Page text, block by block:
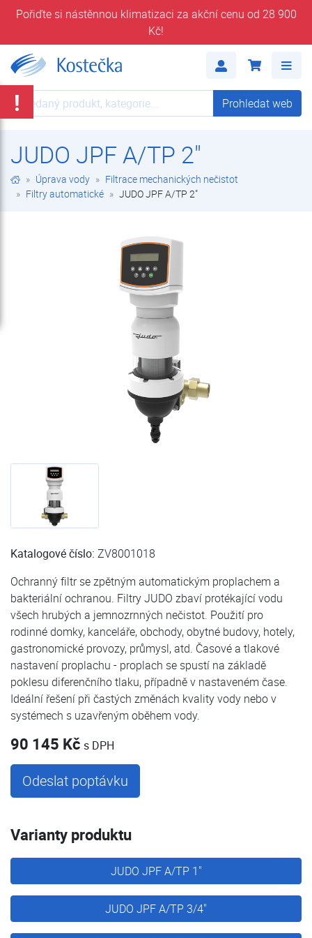
Pořiďte si nástěnnou klimatizaci za akční cenu od 28 900
Kč!
Prohledat web Prohledat web
JUDO JPF A/TP 2"
Úprava vody
Filtrace mechanických nečistot
Filtry automatické
JUDO JPF A/TP 2"
Katalogové číslo: ZV8001018
Ochranný filtr se zpětným automatickým proplachem a
bakteriální ochranou. Filtry JUDO zbaví protékající vodu
všech hrubých a jemnozrnných nečistot. Použití pro
rodinné domky, kanceláře, obchody, obytné budovy, hotely,
gastronomické provozy, průmysl, atd. Časové a tlakové
nastavení proplachu - proplach se spustí na základě
poklesu diferenčního tlaku, případně v nastaveném čase.
Ideální řešení při častých změnách kvality vody nebo v
systémech s uzavřeným oběhem vody.
90 145 Kč s DPH
Odeslat poptávku
Varianty produktu
JUDO JPF A/TP 1"
JUDO JPF A/TP 3/4"
!